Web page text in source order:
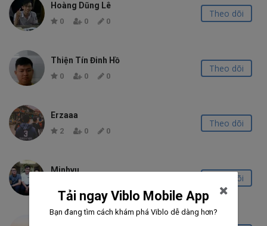
Hoàng Dũng Lê
0 0 0
Theo dõi
Thiện Tín Đinh Hồ
0 0 0
Theo dõi
Erzaaa
2 0 0
Theo dõi
Minhvu
Theo dõi
Tải ngay Viblo Mobile App
Bạn đang tìm cách khám phá Viblo dễ dàng hơn?